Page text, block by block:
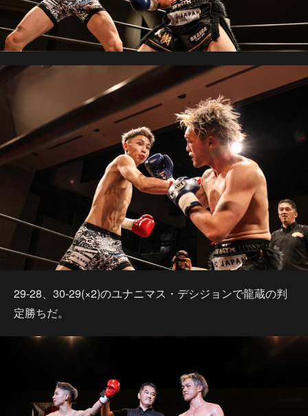
29-28、30-29(×2)のユナニマス・デシジョンで龍蔵の判
定勝ちだ。